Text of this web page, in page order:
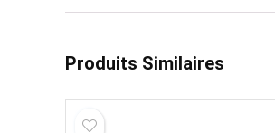
Produits Similaires